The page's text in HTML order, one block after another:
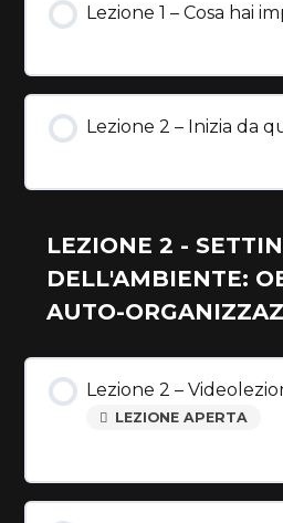
Lezione 1 – Cosa hai
Lezione 2 – Inizia da
LEZIONE 2 -
DELL'AMBIENTE:
AUTO-
Lezione 2 –
LEZIONE APERTA